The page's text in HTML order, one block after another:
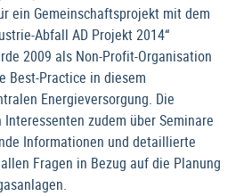
ein Gemeinschaftsprojekt mit dem
Abfall AD Projekt 2014“
2009 als Non-Profit-Organisation
Best-Practice in diesem
Energieversorgung. Die
zudem über Seminare
Informationen und detaillierte
Fragen in Bezug auf die Planung